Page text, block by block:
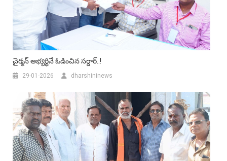
చైర్మన్‌ అభ్యర్థినే ఓడించిన సర్దార్..!
29-01-2026 dharshininews